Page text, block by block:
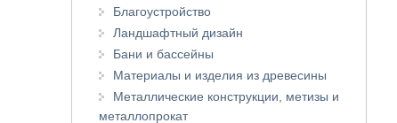
Благоустройство
Ландшафтный дизайн
Бани и бассейны
Материалы и изделия из древесины
Металлические конструкции, метизы и
металлопрокат